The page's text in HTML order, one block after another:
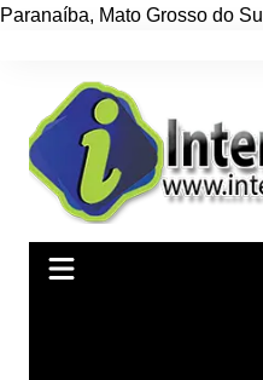
Paranaíba, Mato Grosso do Sul
conteúdo